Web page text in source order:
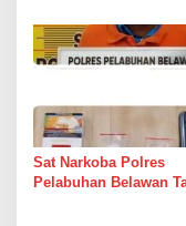
Sungai
Sat Narkoba Polres
Pelabuhan Belawan